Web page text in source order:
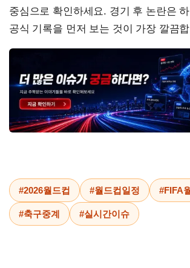
중심으로 확인하세요. 경기 후 논란은
공식 기록을 먼저 보는 것이 가장 깔끔
#2026월드컵 #월드컵일정 #FIFA
#축구중계 #실시간이슈